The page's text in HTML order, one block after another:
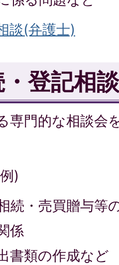
談(弁護士)
登記相
専門的な相談会
)
続・売買贈与等
係
書類の作成など